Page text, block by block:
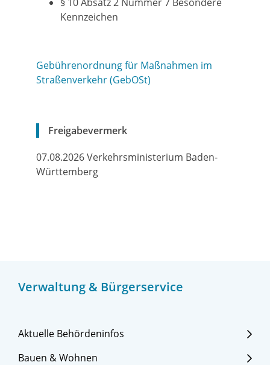
Verwaltung & Bürgerservice
Aktuelle Behördeninfos
Bauen & Wohnen
Kennzeichen
Gebührenordnung für Maßnahmen im
Straßenverkehr (GebOSt)
Freigabevermerk
07.08.2026 Verkehrsministerium Baden-
Württemberg